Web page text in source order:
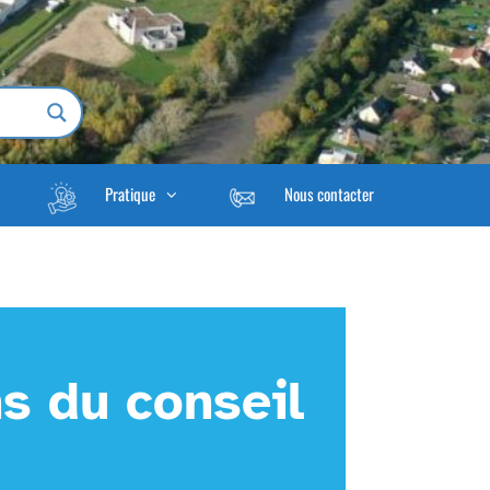
Pratique Nous contacter
du conseil